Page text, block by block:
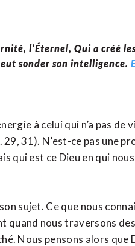
l’Éternel, Qui a créé
sonder son intelligence.
à celui qui n’a pas de
31). N’est-ce pas une
qui est ce Dieu en qui
sujet. Ce que nous
quand nous traversons
Nous pensons alors que